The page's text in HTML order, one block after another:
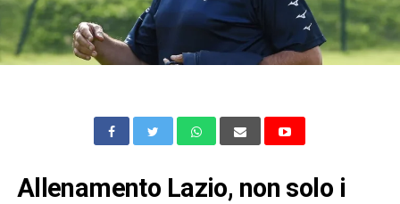
Allenamento Lazio, non solo i